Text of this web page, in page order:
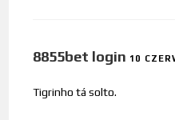
8855bet login 10
Tigrinho tá solto.